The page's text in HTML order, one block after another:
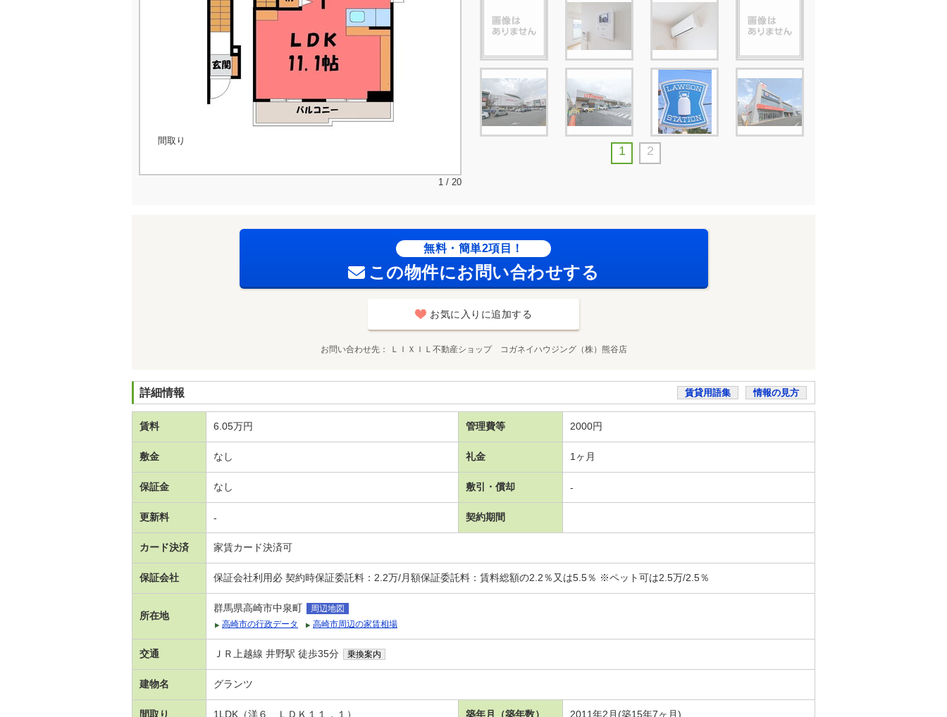
間取り
1 / 20
1 2
無料・簡単2項目！
この物件にお問い合わせする
お気に入りに追加する
お問い合わせ先 ＬＩＸＩＬ不動産ショップ コガネイハウジング（株）熊谷店
詳細情報 賃貸用語集 情報の見方
賃料 6.05万円 管理費等 2000円
敷金 なし 礼金 1ヶ月
保証金 なし 敷引・償却 -
更新料 - 契約期間
カード決済 家賃カード決済可
保証会社 保証会社利用必 契約時保証委託料：2.2万/月額保証委託料：賃料総額の2.2％又は5.5％ ※ペット可は2.5万/2.5％
所在地
群馬県高崎市中泉町
周辺地図
高崎市の行政データ
高崎市周辺の家賃相場
交通 ＪＲ上越線 井野駅 徒歩35分 乗換案内
建物名 グランツ
間取り 1LDK（洋６ ＬＤＫ１１．１） 築年月（築年数） 2011年2月(築15年7ヶ月)